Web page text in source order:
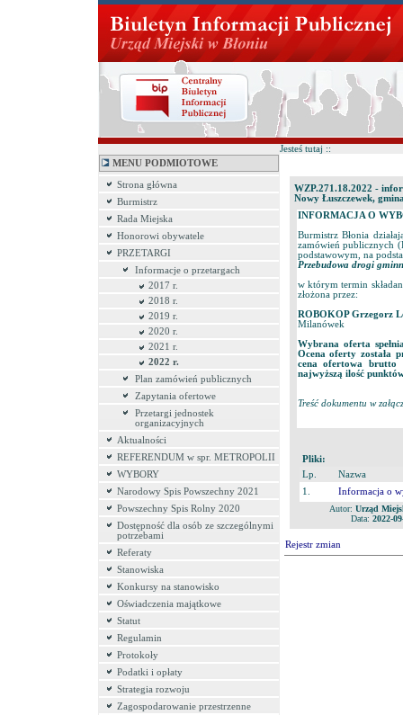
MENU PODMIOTOWE
Strona główna
Burmistrz
Rada Miejska
Honorowi obywatele
PRZETARGI
Informacje o przetargach
2017 r.
2018 r.
2019 r.
2020 r.
2021 r.
2022 r.
Plan zamówień publicznych
Zapytania ofertowe
Przetargi jednostek
organizacyjnych
Aktualności
REFERENDUM w spr. METROPOLII
WYBORY
Narodowy Spis Powszechny 2021
Powszechny Spis Rolny 2020
Dostępność dla osób ze szczególnymi
potrzebami
Referaty
Stanowiska
Konkursy na stanowisko
Oświadczenia majątkowe
Statut
Regulamin
Protokoły
Podatki i opłaty
Strategia rozwoju
Zagospodarowanie przestrzenne
Jesteś tutaj ::
WZP.271.18.2022 -
Nowy Łuszczewek,
INFORMACJA O
Burmistrz Błonia
zamówień publicznych
podstawowym, na
Przebudowa drogi
w którym termin
złożona przez:
ROBOKOP Grzegorz
Milanówek
Wybrana oferta
Ocena oferty została
cena ofertowa brutto
najwyższą ilość
Treść dokumentu w
Pliki:
Lp.
Nazwa
1.
Informacja o
Autor: Urząd
Data: 2022-
Rejestr zmian